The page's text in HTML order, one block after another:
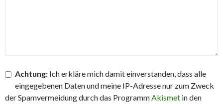
Achtung: Ich erkläre mich damit einverstanden, dass alle
eingegebenen Daten und meine IP-Adresse nur zum Zweck
der Spamvermeidung durch das ProgrammAkismet in den